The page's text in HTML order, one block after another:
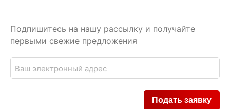
Подпишитесь на нашу рассылку и получайте
первыми свежие предложения